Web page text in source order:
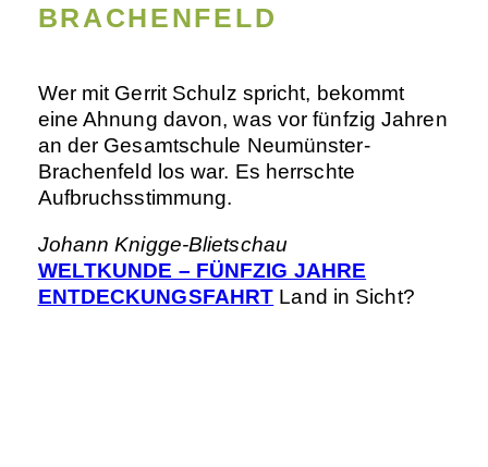
BRACHENFELD
Wer mit Gerrit Schulz spricht, bekommt
eine Ahnung davon, was vor fünfzig Jahren
an der Gesamtschule Neumünster-
Brachenfeld los war. Es herrschte
Aufbruchsstimmung.
Johann Knigge-Blietschau
WELTKUNDE – FÜNFZIG JAHRE
ENTDECKUNGSFAHRT Land in Sicht?